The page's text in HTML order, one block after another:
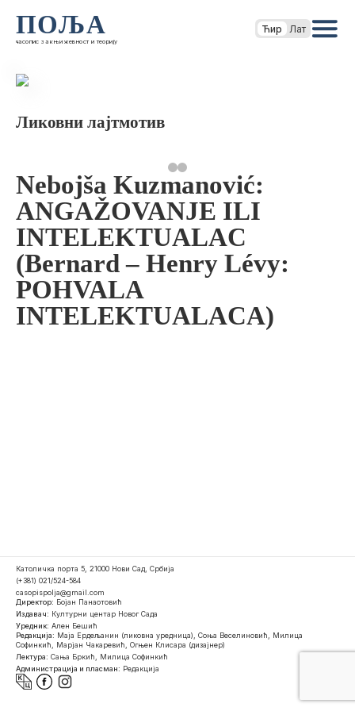
ПОЉА
часопис за књижевност и теорију
Ћир Лат
Ликовни лајтмотив
Nebojša Kuzmanović:
ANGAŽOVANJE ILI
INTELEKTUALAC
(Bernard – Henry Lévy:
POHVALA
INTELEKTUALACA)
Католичка порта 5, 21000 Нови Сад, Србија
(+381) 021/524-584
casopispolja@gmail.com
Директор: Бојан Панаотовић
Издавач: Културни центар Новог Сада
Уредник: Ален Бешић
Редакција: Маја Ердељанин (ликовна уредница), Соња Веселиновић, Милица
Софинкић, Марјан Чакаревић, Огњен Клисара (дизајнер)
Лектура: Сања Бркић, Милица Софинкић
Администрација и пласман: Редакција